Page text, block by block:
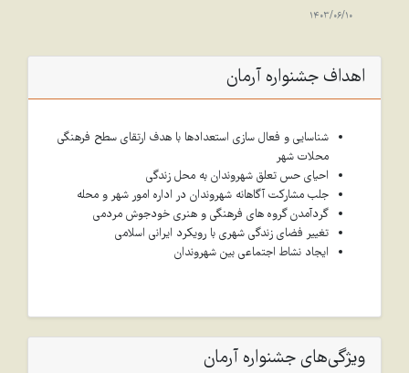
1403/06/10
اهداف جشنواره آرمان
شناسایی و فعال سازی استعدادها با هدف ارتقای سطح فرهنگی
محلات شهر
احیای حس تعلق شهروندان به محل زندگی
جلب مشارکت آگاهانه شهروندان در اداره امور شهر و محله
گردآمدن گروه های فرهنگی و هنری خودجوش مردمی
تغییر فضای زندگی شهری با رویکرد ایرانی اسلامی
ایجاد نشاط اجتماعی بین شهروندان
ویژگی‌های جشنواره آرمان